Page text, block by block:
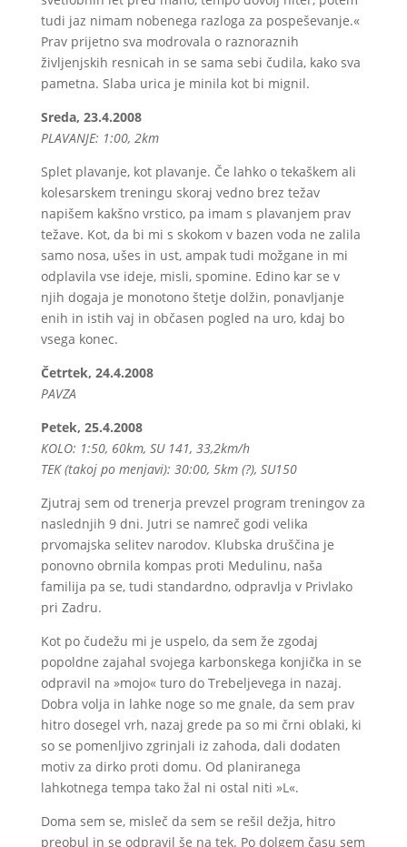
tudi jaz nimam nobenega razloga za pospeševanje.«
Prav prijetno sva modrovala o raznoraznih
življenjskih resnicah in se sama sebi čudila, kako sva
pametna. Slaba urica je minila kot bi mignil.
Sreda, 23.4.2008
PLAVANJE: 1:00, 2km
Splet plavanje, kot plavanje. Če lahko o tekaškem ali
kolesarskem treningu skoraj vedno brez težav
napišem kakšno vrstico, pa imam s plavanjem prav
težave. Kot, da bi mi s skokom v bazen voda ne zalila
samo nosa, ušes in ust, ampak tudi možgane in mi
odplavila vse ideje, misli, spomine. Edino kar se v
njih dogaja je monotono štetje dolžin, ponavljanje
enih in istih vaj in občasen pogled na uro, kdaj bo
vsega konec.
Četrtek, 24.4.2008
PAVZA
Petek, 25.4.2008
KOLO: 1:50, 60km, SU 141, 33,2km/h
TEK (takoj po menjavi): 30:00, 5km (?), SU150
Zjutraj sem od trenerja prevzel program treningov za
naslednjih 9 dni. Jutri se namreč godi velika
prvomajska selitev narodov. Klubska druščina je
ponovno obrnila kompas proti Medulinu, naša
familija pa se, tudi standardno, odpravlja v Privlako
pri Zadru.
Kot po čudežu mi je uspelo, da sem že zgodaj
popoldne zajahal svojega karbonskega konjička in se
odpravil na »mojo« turo do Trebeljevega in nazaj.
Dobra volja in lahke noge so me gnale, da sem prav
hitro dosegel vrh, nazaj grede pa so mi črni oblaki, ki
so se pomenljivo zgrinjali iz zahoda, dali dodaten
motiv za dirko proti domu. Od planiranega
lahkotnega tempa tako žal ni ostal niti »L«.
Doma sem se, misleč da sem se rešil dežja, hitro
preobul in se odpravil še na tek. Po dolgem času sem